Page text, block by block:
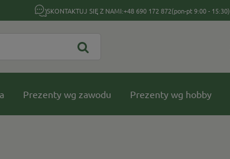
SKONTAKTUJ SIĘ Z NAMI:+48 690 172 872(pon-pt 9:00 - 15:30)
Prezenty wg zawodu Prezenty wg hobby